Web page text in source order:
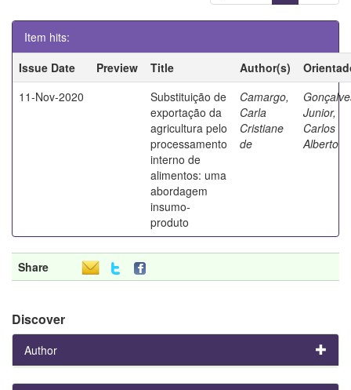
Item hits:
Issue Date
Preview Title Author(s)
11-Nov-2020
Substituição de
exportação da
agricultura pelo
processamento
interno de
alimentos: uma
abordagem
insumo-
produto
Camargo,
Carla
Cristiane
de
Junior,
Carlos
Alberto
Share
Discover
Author